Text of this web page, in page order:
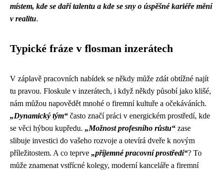
místem, kde se daří talentu a kde se sny o úspěšné kariéře mění
v realitu.
Typické fráze v flosman inzerátech
V záplavě pracovních nabídek se někdy může zdát obtížné najít
tu pravou. Floskule v inzerátech, i když někdy působí jako klišé,
nám můžou napovědět mnohé o firemní kultuře a očekáváních.
„Dynamický tým“ často značí práci v energickém prostředí, kde
se věci hýbou kupředu. „Možnost profesního růstu“ zase
slibuje investici do vašeho rozvoje a otevírá dveře k novým
příležitostem. A co teprve „příjemné pracovní prostředí“? To
může znamenat vstřícné kolegy, moderní kanceláře a firemní